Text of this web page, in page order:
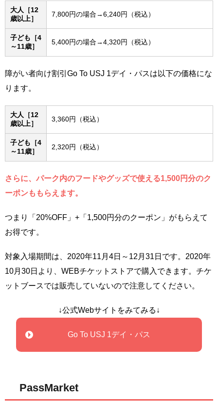
大人［12
歳以上］
7,800円の場合→6,240円（税込）
子ども［4
～11歳］
5,400円の場合→4,320円（税込）
障がい者向け割引Go To USJ 1デイ・パスは以下の価格にな
ります。
大人［12
歳以上］
3,360円（税込）
子ども［4
～11歳］
2,320円（税込）
さらに、パーク内のフードやグッズで使える1,500円分のク
ーポンももらえます。
つまり「20%OFF」+「1,500円分のクーポン」がもらえて
お得です。
対象入場期間は、2020年11月4日～12月31日です。2020年
10月30日より、WEBチケットストアで購入できます。チケ
ットブースでは販売していないので注意してください。
↓公式Webサイトをみてみる↓
Go To USJ 1デイ・パス
PassMarket